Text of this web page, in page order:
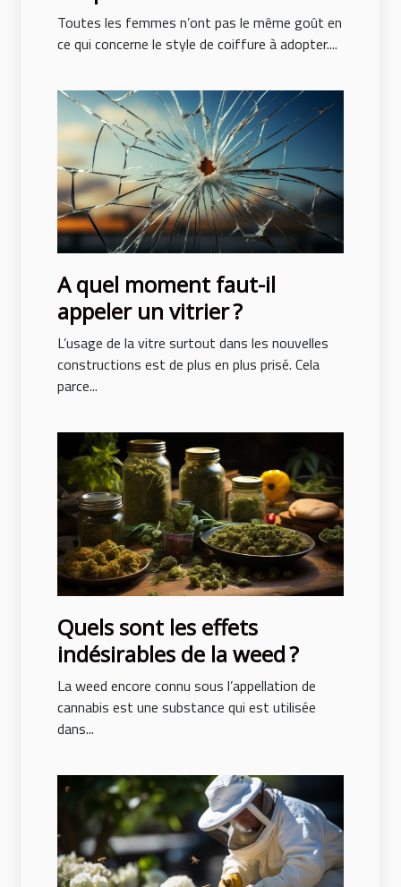
adopter pour ne pas subir de
traumatisme ?
Toutes les femmes n’ont pas le même goût en
ce qui concerne le style de coiffure à adopter....
A quel moment faut-il
appeler un vitrier ?
L’usage de la vitre surtout dans les nouvelles
constructions est de plus en plus prisé. Cela
parce...
Quels sont les effets
indésirables de la weed ?
La weed encore connu sous l’appellation de
cannabis est une substance qui est utilisée
dans...